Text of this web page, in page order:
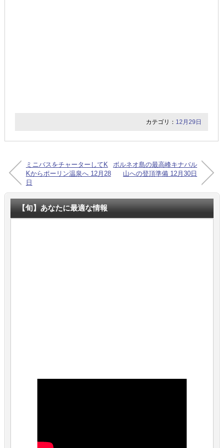
カテゴリ： 12月29日
ミニバスをチャーターしてK
Kからポーリン温泉へ 12月28
日
ボルネオ島の最高峰キナバル
山への登頂準備 12月30日
【旬】あなたに最適な情報